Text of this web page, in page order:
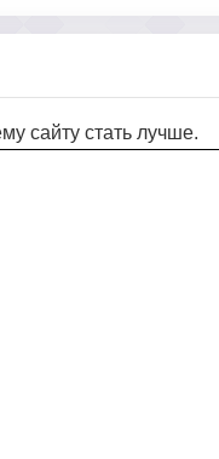
сайту стать лучше.